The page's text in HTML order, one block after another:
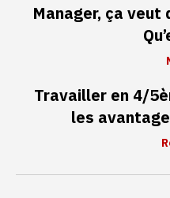
Manager, ça
Travailler en 4/
les